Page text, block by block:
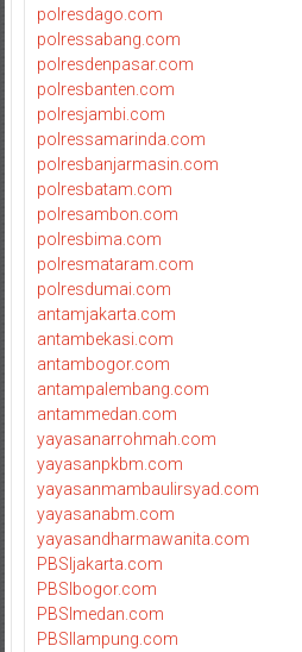
polresdago.com
polressabang.com
polresdenpasar.com
polresbanten.com
polresjambi.com
polressamarinda.com
polresbanjarmasin.com
polresbatam.com
polresambon.com
polresbima.com
polresmataram.com
polresdumai.com
antamjakarta.com
antambekasi.com
antambogor.com
antampalembang.com
antammedan.com
yayasanarrohmah.com
yayasanpkbm.com
yayasanmambaulirsyad.com
yayasanabm.com
yayasandharmawanita.com
PBSIjakarta.com
PBSIbogor.com
PBSImedan.com
PBSIlampung.com